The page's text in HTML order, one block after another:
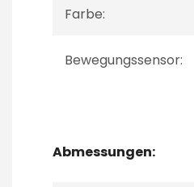
Farbe:
Bewegungssensor:
Abmessungen: